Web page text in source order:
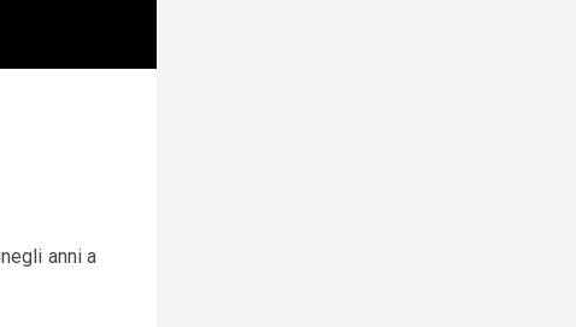
anni a